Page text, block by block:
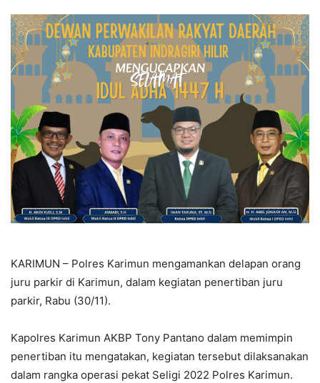
KARIMUN – Polres Karimun mengamankan delapan orang
juru parkir di Karimun, dalam kegiatan penertiban juru
parkir, Rabu (30/11).
Kapolres Karimun AKBP Tony Pantano dalam memimpin
penertiban itu mengatakan, kegiatan tersebut dilaksanakan
dalam rangka operasi pekat Seligi 2022 Polres Karimun.